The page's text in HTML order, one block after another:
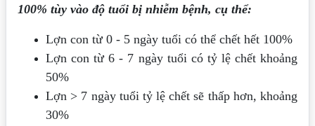
100% tùy vào độ tuổi bị nhiễm bệnh, cụ thể:
Lợn con từ 0 - 5 ngày tuổi có thể chết hết 100%
Lợn con từ 6 - 7 ngày tuổi có tỷ lệ chết khoảng
50%
Lợn > 7 ngày tuổi tỷ lệ chết sẽ thấp hơn, khoảng
30%